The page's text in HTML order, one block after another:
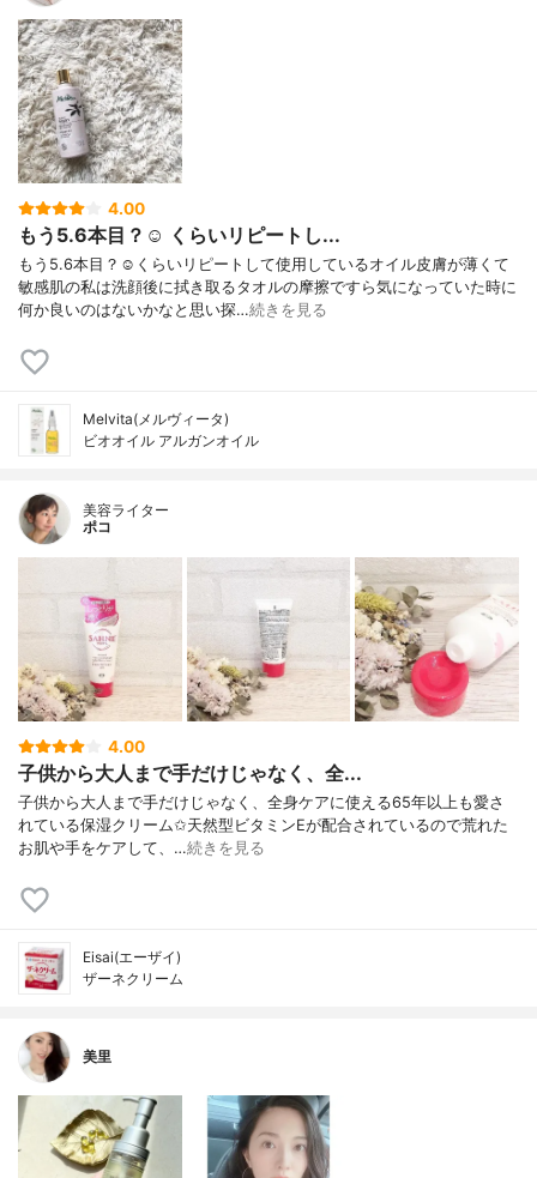
4.00
もう5.6本目？☺️ くらいリピートし...
もう5.6本目？☺️くらいリピートして使用しているオイル皮膚が薄くて
敏感肌の私は洗顔後に拭き取るタオルの摩擦ですら気になっていた時に
何か良いのはないかなと思い探…続きを見る
Melvita(メルヴィータ)
ビオオイル アルガンオイル
美容ライター
ポコ
4.00
子供から大人まで手だけじゃなく、全...
子供から大人まで手だけじゃなく、全身ケアに使える65年以上も愛さ
れている保湿クリーム✩天然型ビタミンEが配合されているので荒れた
お肌や手をケアして、…続きを見る
Eisai(エーザイ)
ザーネクリーム
美里